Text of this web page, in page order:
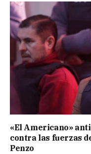
«El Americano»
contra las fuerzas
Penzo